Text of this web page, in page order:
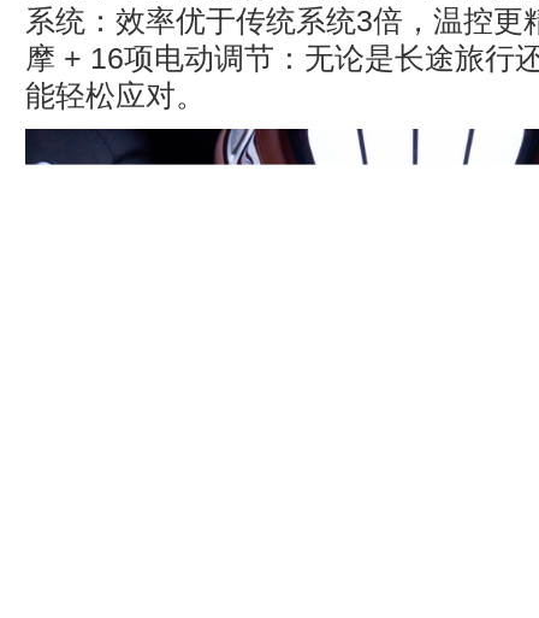
系统：效率优于传统系统3倍，温控更
摩 + 16项电动调节：无论是长途旅行
能轻松应对。